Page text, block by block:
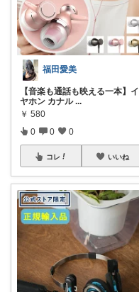
福田愛美
【音楽も通話も映える一本】イ
ヤホン カナル ...
￥ 580
0 0 0
コレ いいね